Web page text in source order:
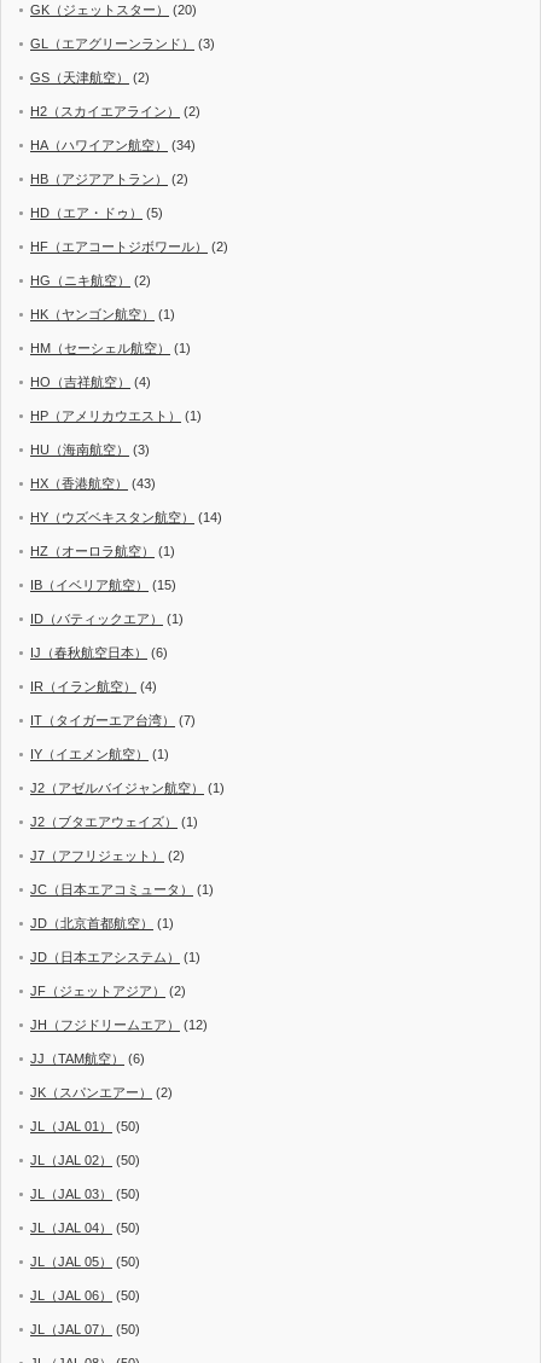
GK（ジェットスター） (20)
GL（エアグリーンランド） (3)
GS（天津航空） (2)
H2（スカイエアライン） (2)
HA（ハワイアン航空） (34)
HB（アジアアトラン） (2)
HD（エア・ドゥ） (5)
HF（エアコートジボワール） (2)
HG（ニキ航空） (2)
HK（ヤンゴン航空） (1)
HM（セーシェル航空） (1)
HO（吉祥航空） (4)
HP（アメリカウエスト） (1)
HU（海南航空） (3)
HX（香港航空） (43)
HY（ウズベキスタン航空） (14)
HZ（オーロラ航空） (1)
IB（イベリア航空） (15)
ID（バティックエア） (1)
IJ（春秋航空日本） (6)
IR（イラン航空） (4)
IT（タイガーエア台湾） (7)
IY（イエメン航空） (1)
J2（アゼルバイジャン航空） (1)
J2（ブタエアウェイズ） (1)
J7（アフリジェット） (2)
JC（日本エアコミュータ） (1)
JD（北京首都航空） (1)
JD（日本エアシステム） (1)
JF（ジェットアジア） (2)
JH（フジドリームエア） (12)
JJ（TAM航空） (6)
JK（スパンエアー） (2)
JL（JAL 01） (50)
JL（JAL 02） (50)
JL（JAL 03） (50)
JL（JAL 04） (50)
JL（JAL 05） (50)
JL（JAL 06） (50)
JL（JAL 07） (50)